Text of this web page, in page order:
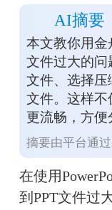
持多
高、
无损
AI摘要
本文教你用金
文件过大的问
文件、选择压
文件。这样不
更流畅，方便
摘要由平台通
在使用
到PPT文件过